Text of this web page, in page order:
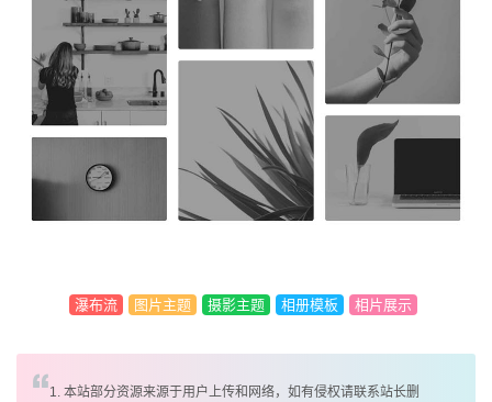
瀑布流 图片主题 摄影主题 相册模板 相片展示
1. 本站部分资源来源于用户上传和网络，如有侵权请联系站长删